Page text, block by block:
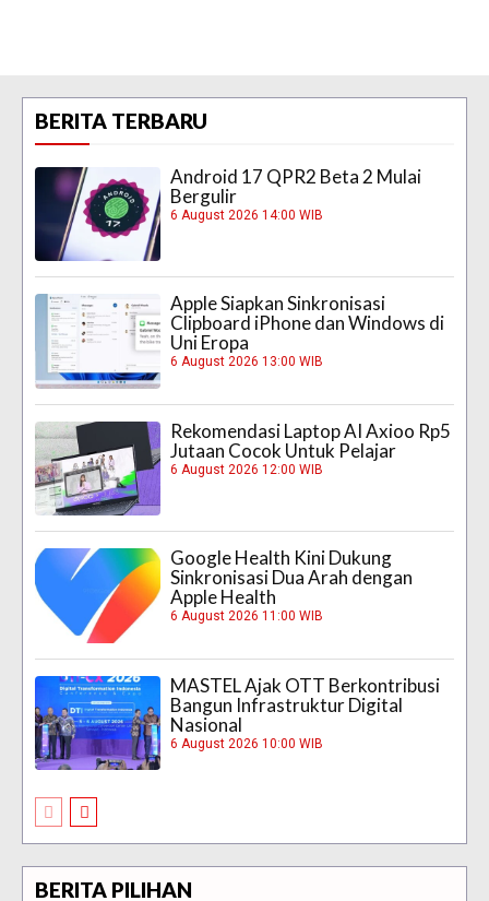
BERITA TERBARU
Android 17 QPR2 Beta 2 Mulai
Bergulir
6 August 2026 14:00 WIB
Apple Siapkan Sinkronisasi
Clipboard iPhone dan Windows di
Uni Eropa
6 August 2026 13:00 WIB
Rekomendasi Laptop AI Axioo Rp5
Jutaan Cocok Untuk Pelajar
6 August 2026 12:00 WIB
Google Health Kini Dukung
Sinkronisasi Dua Arah dengan
Apple Health
6 August 2026 11:00 WIB
MASTEL Ajak OTT Berkontribusi
Bangun Infrastruktur Digital
Nasional
6 August 2026 10:00 WIB
BERITA PILIHAN